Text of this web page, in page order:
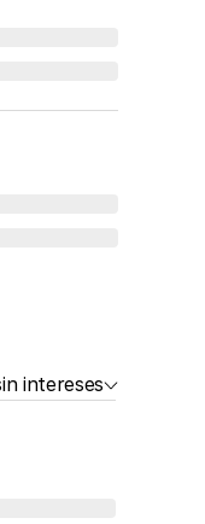
intereses